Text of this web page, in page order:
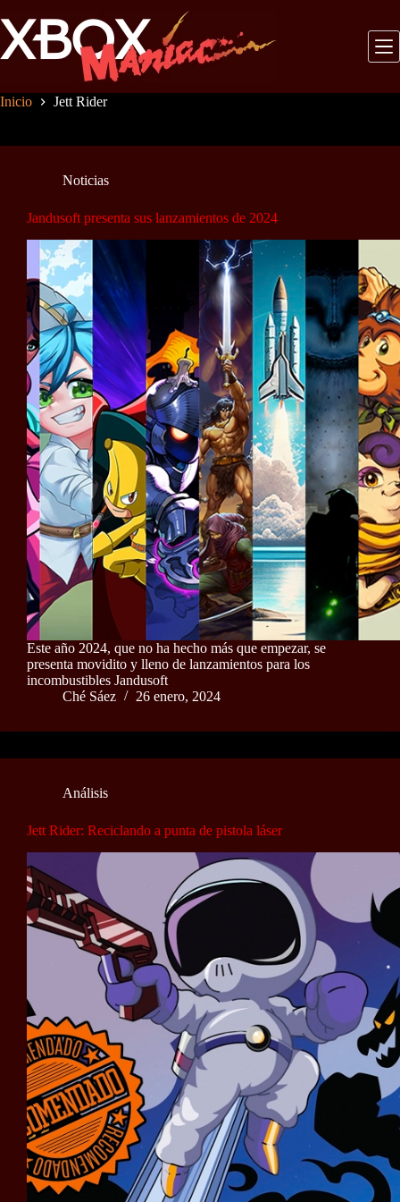
al
contenido
Inicio Jett Rider
Noticias
Jandusoft presenta sus lanzamientos de 2024
Este año 2024, que no ha hecho más que empezar, se
presenta movidito y lleno de lanzamientos para los
incombustibles Jandusoft
Ché Sáez
26 enero, 2024
Análisis
Jett Rider: Reciclando a punta de pistola láser